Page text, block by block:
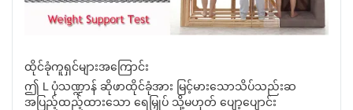
ထိုင်ခုံကူရှင်များအကြောင်း
ဤ L ပုံသဏ္ဍာန် ဆိုဖာထိုင်ခုံအား မြင့်မားသောသိပ်သည်းဆ
အပြည့်ထည့်ထားသော ရေမြှုပ် သို့မဟုတ် ပျော့ပျောင်း